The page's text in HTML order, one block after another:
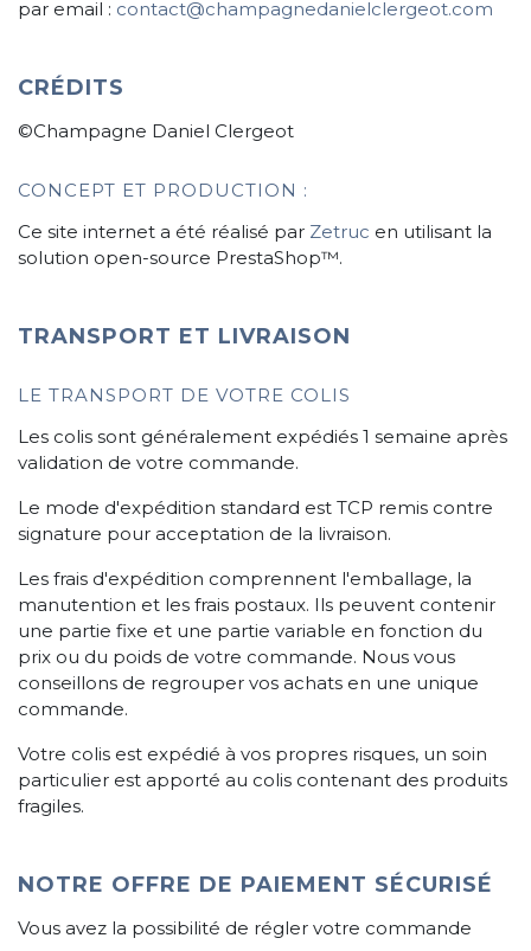
par email : contact@champagnedanielclergeot.com
CRÉDITS
©Champagne Daniel Clergeot
CONCEPT ET PRODUCTION :
Ce site internet a été réalisé par Zetruc en utilisant la
solution open-source PrestaShop™.
TRANSPORT ET LIVRAISON
LE TRANSPORT DE VOTRE COLIS
Les colis sont généralement expédiés 1 semaine après
validation de votre commande.
Le mode d'expédition standard est TCP remis contre
signature pour acceptation de la livraison.
Les frais d'expédition comprennent l'emballage, la
manutention et les frais postaux. Ils peuvent contenir
une partie fixe et une partie variable en fonction du
prix ou du poids de votre commande. Nous vous
conseillons de regrouper vos achats en une unique
commande.
Votre colis est expédié à vos propres risques, un soin
particulier est apporté au colis contenant des produits
fragiles.
NOTRE OFFRE DE PAIEMENT SÉCURISÉ
Vous avez la possibilité de régler votre commande